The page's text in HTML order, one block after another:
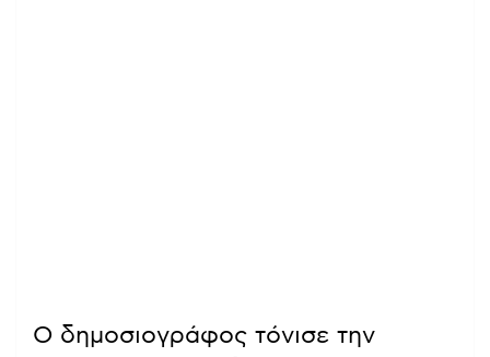
Ο δημοσιογράφος τόνισε την